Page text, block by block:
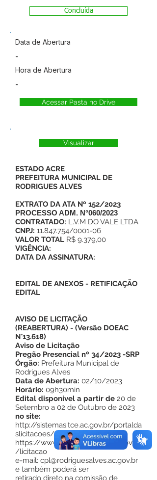
Concluída
Data de Abertura
-
Hora de Abertura
-
Acessar Pasta no Drive
Visualizar
ESTADO ACRE
PREFEITURA MUNICIPAL DE
RODRIGUES ALVES
EXTRATO DA ATA Nº 152/2023
PROCESSO ADM. N°060/2023
CONTRATADO: L.V.M DO VALE LTDA
CNPJ: 11.847.754/0001-06
VALOR TOTAL R$ 9.379,00
VIGÊNCIA:
DATA DA ASSINATURA:
EDITAL DE ANEXOS - RETIFICAÇÃO
EDITAL
AVISO DE LICITAÇÃO
(REABERTURA) - (Versão DOEAC
N°13.618)
Aviso de Licitação
Pregão Presencial nº 34/2023 -SRP
Órgão: Prefeitura Municipal de
Rodrigues Alves
Data de Abertura: 02/10/2023
Horário: 09h30min
Edital disponível a partir de 20 de
Setembro a 02 de Outubro de 2023
no site:
http://sistemas.tce.ac.gov.br/portalda
slicitacoes/
https://www.rodriguesalves.ac.gov.br
/licitacao
e-mail: cpl@rodriguesalves.ac.gov.br
e também poderá ser
retirado direto na comissão de